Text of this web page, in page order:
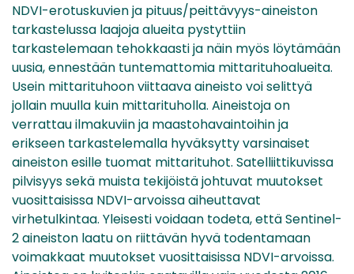
NDVI-erotuskuvien ja pituus/peittävyys-aineiston
tarkastelussa laajoja alueita pystyttiin
tarkastelemaan tehokkaasti ja näin myös löytämään
uusia, ennestään tuntemattomia mittarituhoalueita.
Usein mittarituhoon viittaava aineisto voi selittyä
jollain muulla kuin mittarituholla. Aineistoja on
verrattau ilmakuviin ja maastohavaintoihin ja
erikseen tarkastelemalla hyväksytty varsinaiset
aineiston esille tuomat mittarituhot. Satelliittikuvissa
pilvisyys sekä muista tekijöistä johtuvat muutokset
vuosittaisissa NDVI-arvoissa aiheuttavat
virhetulkintaa. Yleisesti voidaan todeta, että Sentinel-
2 aineiston laatu on riittävän hyvä todentamaan
voimakkaat muutokset vuosittaisissa NDVI-arvoissa.